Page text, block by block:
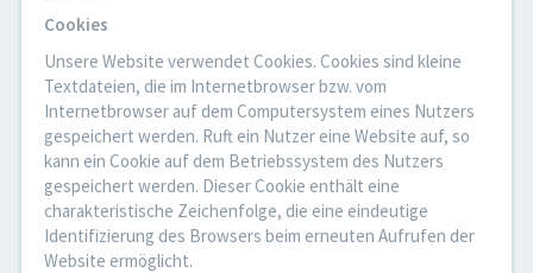
Cookies
Unsere Website verwendet Cookies. Cookies sind kleine
Textdateien, die im Internetbrowser bzw. vom
Internetbrowser auf dem Computersystem eines Nutzers
gespeichert werden. Ruft ein Nutzer eine Website auf, so
kann ein Cookie auf dem Betriebssystem des Nutzers
gespeichert werden. Dieser Cookie enthält eine
charakteristische Zeichenfolge, die eine eindeutige
Identifizierung des Browsers beim erneuten Aufrufen der
Website ermöglicht.